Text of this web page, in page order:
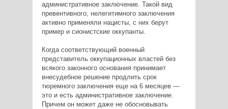
административное заключение. Такой вид
превентивного, нелегитимного заключения
активно применяли нацисты, с них берут
пример и сионистские оккупанты.
Когда соответствующий военный
представитель оккупационных властей без
всякого законного основания принимает
внесудебное решение продлить срок
тюремного заключения еще на 6 месяцев —
это и есть административное заключение.
Причем он может даже не обосновывать